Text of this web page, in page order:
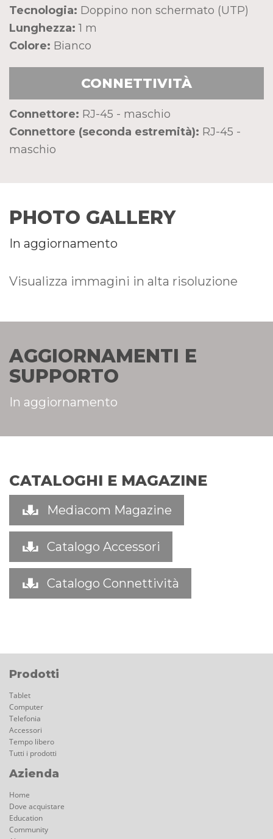
Tecnologia: Doppino non schermato (UTP)
Lunghezza: 1 m
Colore: Bianco
CONNETTIVITÀ
Connettore: RJ-45 - maschio
Connettore (seconda estremità): RJ-45 -
maschio
PHOTO GALLERY
In aggiornamento
Visualizza immagini in alta risoluzione
AGGIORNAMENTI E
SUPPORTO
In aggiornamento
CATALOGHI E MAGAZINE
Mediacom Magazine
Catalogo Accessori
Catalogo Connettività
Prodotti
Tablet
Computer
Telefonia
Accessori
Tempo libero
Tutti i prodotti
Azienda
Home
Dove acquistare
Education
Community